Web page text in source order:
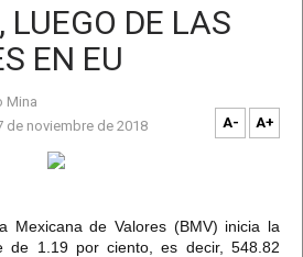
DE LAS
EN EU
Mina
de noviembre de 2018 A- A+
Mexicana de Valores (BMV) inicia la
de 1.19 por ciento, es decir, 548.82